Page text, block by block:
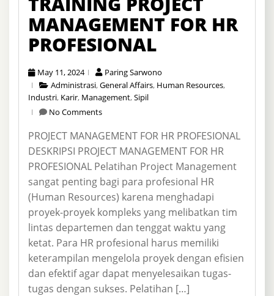
MANAGEMENT FOR HR
PROFESIONAL
May 11, 2024
Paring Sarwono
Administrasi,General Affairs, Human Resources,
Industri, Karir, Management,Sipil
No Comments
PROJECT MANAGEMENT FOR HR PROFESIONAL
DESKRIPSI PROJECT MANAGEMENT FOR HR
PROFESIONAL Pelatihan Project Management
sangat penting bagi para profesional HR
(Human Resources) karena menghadapi
proyek-proyek kompleks yang melibatkan tim
lintas departemen dan tenggat waktu yang
ketat. Para HR profesional harus memiliki
keterampilan mengelola proyek dengan efisien
dan efektif agar dapat menyelesaikan tugas-
tugas dengan sukses. Pelatihan […]